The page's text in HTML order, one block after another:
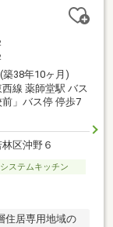
・物件の詳
築38年10ヶ月)
線 薬師堂駅 バス
」バス停 停歩7
区沖野６
システムキッチン
住居専用地域の